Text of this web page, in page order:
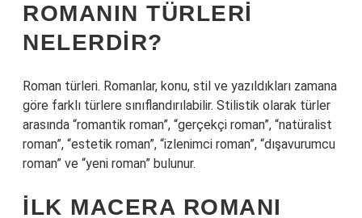
ROMANIN TÜRLERI
NELERDIR?
Roman türleri. Romanlar, konu, stil ve yazıldıkları zamana
göre farklı türlere sınıflandırılabilir. Stilistik olarak türler
arasında “romantik roman”, “gerçekçi roman”, “natüralist
roman”, “estetik roman”, “izlenimci roman”, “dışavurumcu
roman” ve “yeni roman” bulunur.
İLK MACERA ROMANI